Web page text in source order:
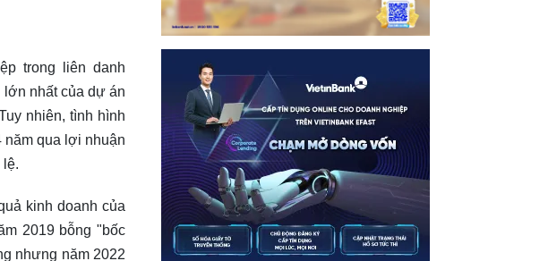
trong liên danh
lớn nhất của dự án
nhiên, tình hình
năm qua lợi nhuận
lệ.
kinh doanh của
2019 bỗng "bốc
nhưng năm 2022